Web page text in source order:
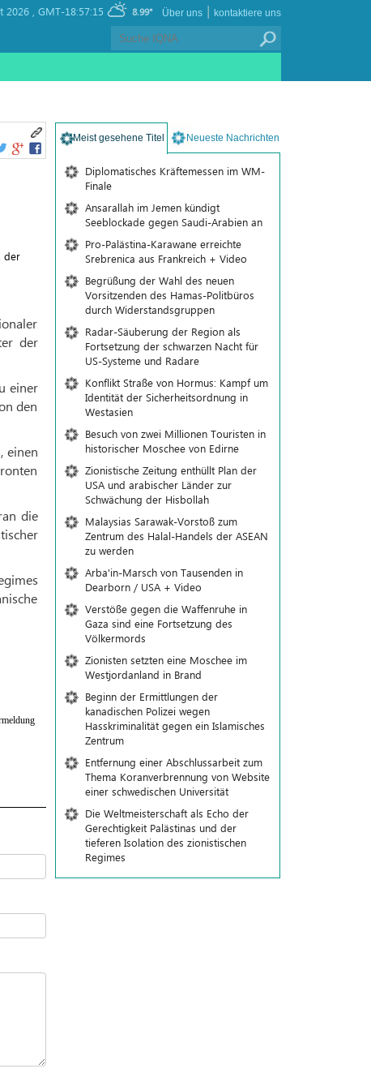
2026 , GMT-18:57:15 8.99° kontaktiere uns
|
Über uns
der
der
einer
den
einen
die
Meist gesehene Titel Neueste Nachrichten
Diplomatisches Kräftemessen im WM-
Finale
Ansarallah im Jemen kündigt
Seeblockade gegen Saudi-Arabien an
Pro-Palästina-Karawane erreichte
Srebrenica aus Frankreich + Video
Begrüßung der Wahl des neuen
Vorsitzenden des Hamas-Politbüros
durch Widerstandsgruppen
Radar-Säuberung der Region als
Fortsetzung der schwarzen Nacht für
US-Systeme und Radare
Konflikt Straße von Hormus: Kampf um
Identität der Sicherheitsordnung in
Westasien
Besuch von zwei Millionen Touristen in
historischer Moschee von Edirne
Zionistische Zeitung enthüllt Plan der
USA und arabischer Länder zur
Schwächung der Hisbollah
Malaysias Sarawak-Vorstoß zum
Zentrum des Halal-Handels der ASEAN
zu werden
Arba'in-Marsch von Tausenden in
Dearborn / USA + Video
Verstöße gegen die Waffenruhe in
Gaza sind eine Fortsetzung des
Völkermords
Zionisten setzten eine Moschee im
Westjordanland in Brand
Beginn der Ermittlungen der
kanadischen Polizei wegen
Hasskriminalität gegen ein Islamisches
Zentrum
Entfernung einer Abschlussarbeit zum
Thema Koranverbrennung von Website
einer schwedischen Universität
Die Weltmeisterschaft als Echo der
Gerechtigkeit Palästinas und der
tieferen Isolation des zionistischen
Regimes